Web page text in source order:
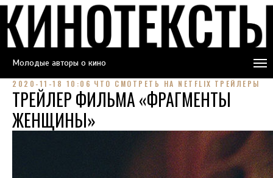
Молодые авторы о кино
2020-11-18 10:06 ЧТО СМОТРЕТЬ НА NETFLIX ТРЕЙЛЕРЫ
ТРЕЙЛЕР ФИЛЬМА «ФРАГМЕНТЫ
ЖЕНЩИНЫ»